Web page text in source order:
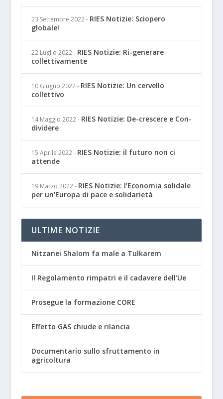
23 Settembre 2022 - RIES Notizie: Sciopero
globale!
22 Luglio 2022 - RIES Notizie: Ri-generare
collettivamente
10 Giugno 2022 - RIES Notizie: Un cervello
collettivo
14 Maggio 2022 - RIES Notizie: De-crescere e Con-
dividere
15 Aprile 2022 - RIES Notizie: il futuro non ci
attende
19 Marzo 2022 - RIES Notizie: l’Economia solidale
per un'Europa di pace e solidarietà
ULTIME NOTIZIE
Nitzanei Shalom fa male a Tulkarem
Il Regolamento rimpatri e il cadavere dell’Ue
Prosegue la formazione CORE
Effetto GAS chiude e rilancia
Documentario sullo sfruttamento in
agricoltura